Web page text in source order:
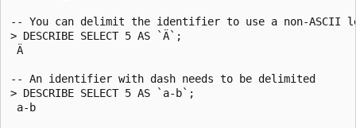
-- You can delimit the identifier to use a non-ASCII
> DESCRIBE SELECT 5 AS `Ä`;
Ä
-- An identifier with dash needs to be delimited
> DESCRIBE SELECT 5 AS `a-b`;
a-b